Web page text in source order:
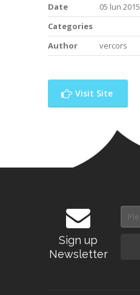
Date
05 lun 2015
Categories
Author
vercors
Visit Site
Sign up
Newsletter